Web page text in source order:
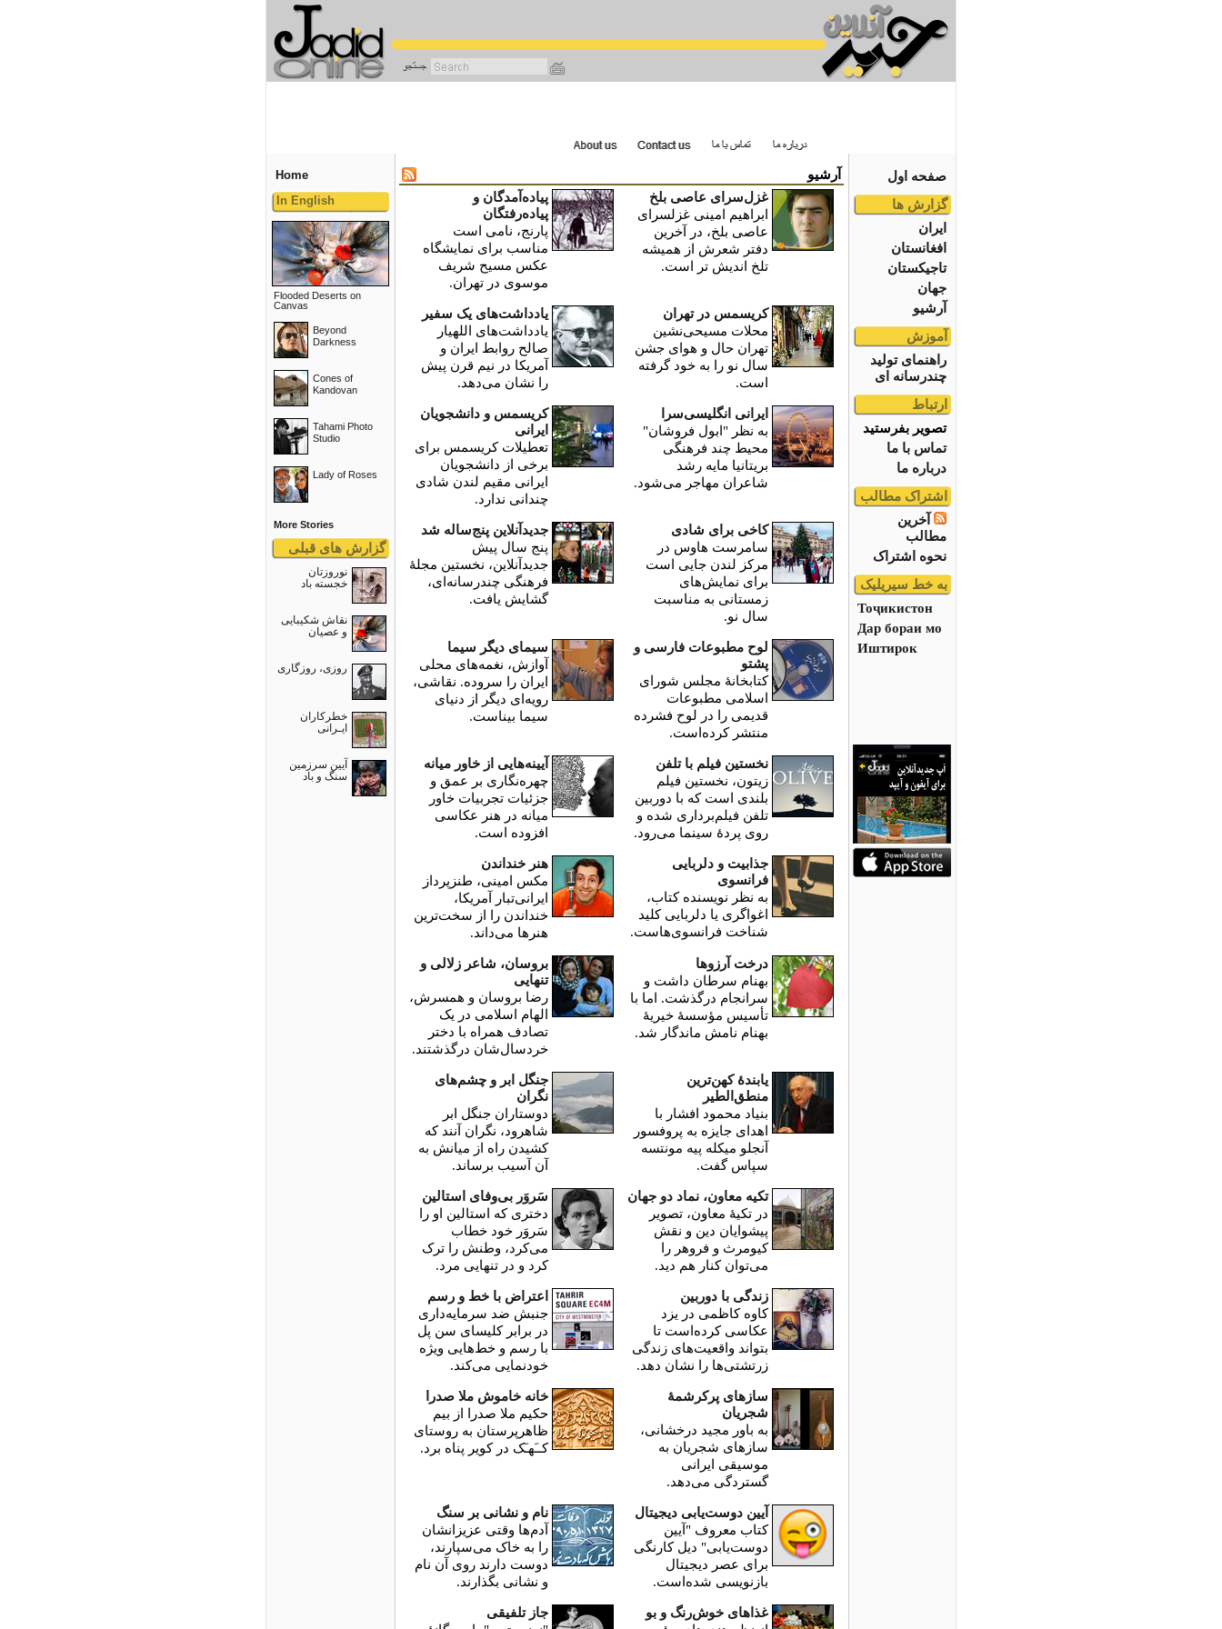
صفحه اول
گزارش ها
ایران
افغانستان
تاجیکستان
جهان
آرشیو
آموزش
راهنمای تولید
چندرسانه ای
ارتباط
تصویر بفرستید
تماس با ما
درباره ما
اشتراک مطالب
آخرین
مطالب
نحوه اشتراک
به خط سیریلیک
Тоҷикистон
Дар бораи мо
Иштирок
Home
In English
Flooded Deserts on
Canvas
Beyond
Darkness
Cones of
Kandovan
Tahami Photo
Studio
Lady of Roses
More Stories
گزارش های قبلی
نوروزتان
خجسته باد
نقاش شکیبایی
و عصيان
روزی، روزگاری
خطرکاران
ایـرانی
آیین سرزمین
سنگ و باد
آرشیو
غزل‌سرای عاصی بلخ
ابراهیم امینی غزلسرای
عاصی بلخ، در آخرین
دفتر شعرش از همیشه
تلخ اندیش تر است.
پیاده‌آمدگان و
پیاده‌رفتگان
پارنج، نامی است
مناسب برای نمایشگاه
عکس مسیح شریف
موسوی در تهران.
کریسمس در تهران
محلات مسیحی‌نشین
تهران حال‌ و هوای جشن
سال نو را به خود گرفته
است.
یادداشت‌های یک سفیر
یادداشت‌های اللهیار
صالح روابط ایران و
آمریکا در نیم قرن پیش
را نشان می‌دهد.
ایرانی انگلیسی‌سرا
به نظر "ابول فروشان"
محیط چند فرهنگی
بریتانیا مایه رشد
شاعران مهاجر می‌شود.
کریسمس و دانشجویان
ایرانی
تعطیلات کریسمس برای
برخی از دانشجویان
ایرانی مقیم لندن شادی
چندانی ندارد.
کاخی برای شادی
سامرست هاوس در
مرکز لندن جایی است
برای نمایش‌های
زمستانی به مناسبت
سال نو.
جدیدآنلاین پنج‌ساله شد
پنج سال پیش
جدیدآنلاین، نخستین مجلۀ
فرهنگی چندرسانه‌ای،
گشایش یافت.
لوح مطبوعات فارسی و
پشتو
کتابخانۀ مجلس شورای
اسلامی مطبوعات
قدیمی را در لوح فشرده
منتشر کرده‌است.
سیمای دیگر سیما
آوازش، نغمه‌های محلی
ایران را سروده. نقاشی،
رویه‌ای دیگر از دنیای
سیما بیناست.
نخستین فیلم با تلفن
زیتون، نخستین فیلم
بلندی است که با دوربین
تلفن فیلم‌برداری شده و
روی پردۀ سینما می‌رود.
آیینه‌هایی از خاور میانه
چهره‌نگاری بر عمق و
جزئیات تجربیات خاور
میانه در هنر عکاسی
افزوده است.
جذابیت و دلربایی
فرانسوی
به نظر نویسنده کتاب،
اغواگری یا دلربایی کلید
شناخت فرانسوی‌هاست.
هنر خنداندن
مکس امینی، طنزپرداز
ایرانی‌تبار آمریکا،
خنداندن را از سخت‌ترین
هنرها می‌داند.
درخت آرزوها
بهنام سرطان داشت و
سرانجام درگذشت. اما با
تأسیس مؤسسۀ خیریۀ
بهنام نامش ماندگار شد.
بروسان، شاعر زلالی‌ و
تنهایی‌
رضا بروسان و همسرش،
الهام اسلامی در یک
تصادف همراه با دختر
خردسال‌شان درگذشتند.
یابندۀ کهن‌ترین
منطق‌الطیر
بنیاد محمود افشار با
اهدای جایزه به پروفسور
آنجلو میکله پیه مونتسه
سپاس گفت.
جنگل ابر و چشم‌های
نگران
دوستاران جنگل ابر
شاهرود، نگران آنند که
کشیدن راه از میانش به
آن آسیب برساند.
تکیه معاون، نماد دو جهان
در تکیۀ معاون، تصویر
پیشوایان دین و نقش
کیومرث و فروهر را
می‌توان کنار هم دید.
سَروَر بی‌وفای استالین
دختری که استالین او را
سَروَر خود خطاب
می‌کرد، وطنش را ترک
کرد و در تنهایی مرد.
زندگی با دوربین
کاوه کاظمی در یزد
عکاسی کرده‌است تا
بتواند واقعیت‌های زندگی
زرتشتی‌ها را نشان دهد.
اعتراض با خط و رسم
جنبش ضد سرمایه‌داری
در برابر کلیسای سن پل
با رسم و خط‌هایی ویژه‌
خودنمایی می‌کند.
سازهای پرکرشمۀ
شجریان
به باور مجید درخشانی،
سازهای شجریان به
موسیقی ایرانی
گستردگی می‌دهد.
خانه خاموش ملا صدرا
حکیم ملا صدرا از بیم
ظاهرپرستان به روستای
کــَهـَک در کویر پناه برد.
آیین دوست‌یابی دیجیتال
کتاب معروف "آیین
دوست‌یابی" دیل کارنگی
برای عصر دیجیتال
بازنویسی شده‌است.
نام و نشانی بر سنگ
آدم‌ها وقتی عزیزانشان
را به خاک می‌سپارند،
دوست دارند روی آن نام
و نشانی بگذارند.
غذاهای خوش‌رنگ و بو
جاز تلفیقی